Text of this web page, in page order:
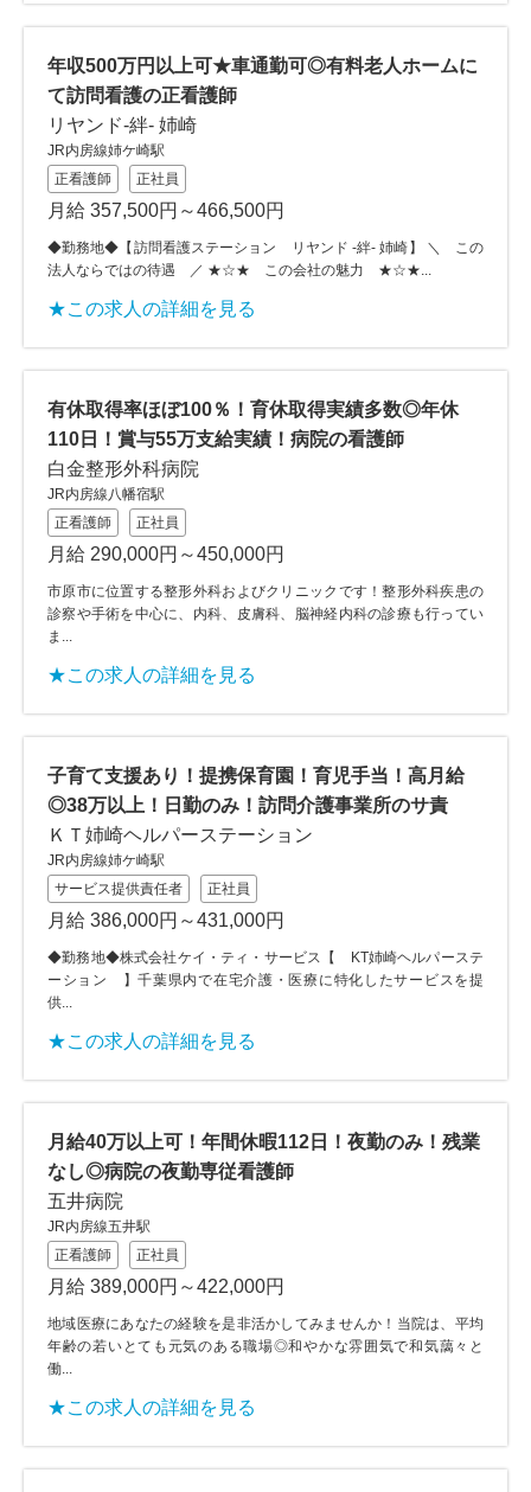
年収500万円以上可★車通勤可◎有料老人ホームに
て訪問看護の正看護師
リヤンド-絆- 姉崎
JR内房線姉ケ崎駅
正看護師
正社員
月給 357,500円～466,500円
◆勤務地◆【訪問看護ステーション リヤンド -絆- 姉崎】 ＼ この
法人ならではの待遇 ／ ★☆★ この会社の魅力 ★☆★...
★この求人の詳細を見る
有休取得率ほぼ100％！育休取得実績多数◎年休
110日！賞与55万支給実績！病院の看護師
白金整形外科病院
JR内房線八幡宿駅
正看護師
正社員
月給 290,000円～450,000円
市原市に位置する整形外科およびクリニックです！整形外科疾患の
診察や手術を中心に、内科、皮膚科、脳神経内科の診療も行ってい
ま...
★この求人の詳細を見る
子育て支援あり！提携保育園！育児手当！高月給
◎38万以上！日勤のみ！訪問介護事業所のサ責
ＫＴ姉崎ヘルパーステーション
JR内房線姉ケ崎駅
サービス提供責任者
正社員
月給 386,000円～431,000円
◆勤務地◆株式会社ケイ・ティ・サービス【 KT姉崎ヘルパーステ
ーション 】千葉県内で在宅介護・医療に特化したサービスを提
供...
★この求人の詳細を見る
月給40万以上可！年間休暇112日！夜勤のみ！残業
なし◎病院の夜勤専従看護師
五井病院
JR内房線五井駅
正看護師
正社員
月給 389,000円～422,000円
地域医療にあなたの経験を是非活かしてみませんか！当院は、平均
年齢の若いとても元気のある職場◎和やかな雰囲気で和気藹々と
働...
★この求人の詳細を見る